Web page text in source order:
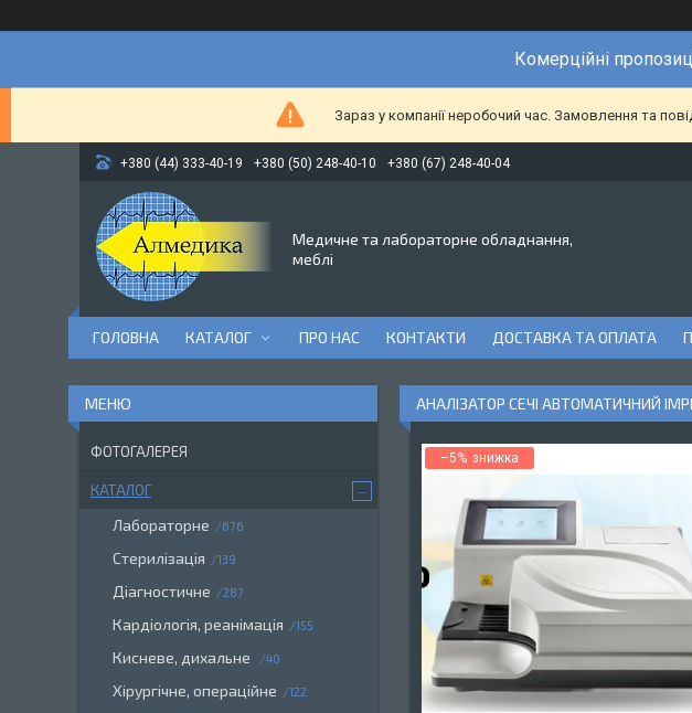
Комерційні
Зараз у компанії неробочий час. Замовлення та
+380 (44) 333-40-19 +380 (50) 248-40-10 +380 (67) 248-40-04
Медичне та лабораторне обладнання,
меблі
ГОЛОВНА КАТАЛОГ ПРО НАС КОНТАКТИ ДОСТАВКА ТА ОПЛАТА
АНАЛІЗАТОР СЕЧІ АВТОМАТИЧНИЙ
–5%
ФОТОГАЛЕРЕЯ
КАТАЛОГ
Лабораторне 676
Стерилізація 139
Діагностичне 287
Кардіологія, реанімація 155
Кисневе, дихальне 40
Хірургічне, операційне 122